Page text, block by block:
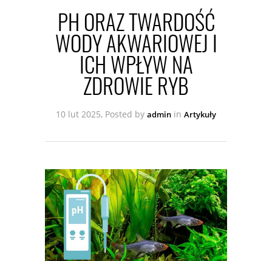
PH ORAZ TWARDOŚĆ
WODY AKWARIOWEJ I
ICH WPŁYW NA
ZDROWIE RYB
10 lut 2025, Posted by admin in Artykuły